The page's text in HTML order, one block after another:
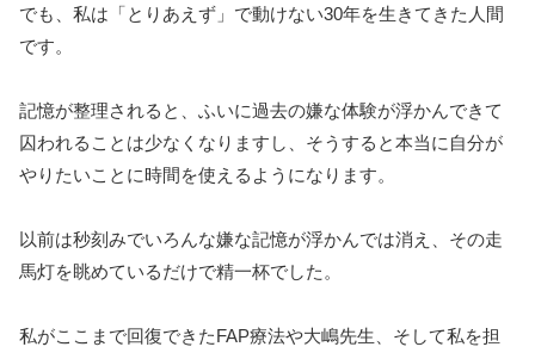
でも、私は「とりあえず」で動けない30年を生きてきた人間
です。
記憶が整理されると、ふいに過去の嫌な体験が浮かんできて
囚われることは少なくなりますし、そうすると本当に自分が
やりたいことに時間を使えるようになります。
以前は秒刻みでいろんな嫌な記憶が浮かんでは消え、その走
馬灯を眺めているだけで精一杯でした。
私がここまで回復できたFAP療法や大嶋先生、そして私を担